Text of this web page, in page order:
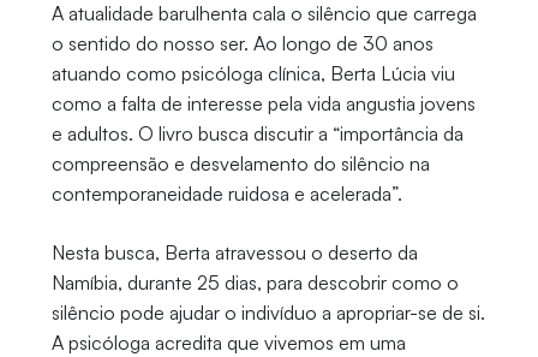
A atualidade barulhenta cala o silêncio que carrega
o sentido do nosso ser. Ao longo de 30 anos
atuando como psicóloga clínica, Berta Lúcia viu
como a falta de interesse pela vida angustia jovens
e adultos. O livro busca discutir a “importância da
compreensão e desvelamento do silêncio na
contemporaneidade ruidosa e acelerada”.
Nesta busca, Berta atravessou o deserto da
Namíbia, durante 25 dias, para descobrir como o
silêncio pode ajudar o indivíduo a apropriar-se de si.
A psicóloga acredita que vivemos em uma